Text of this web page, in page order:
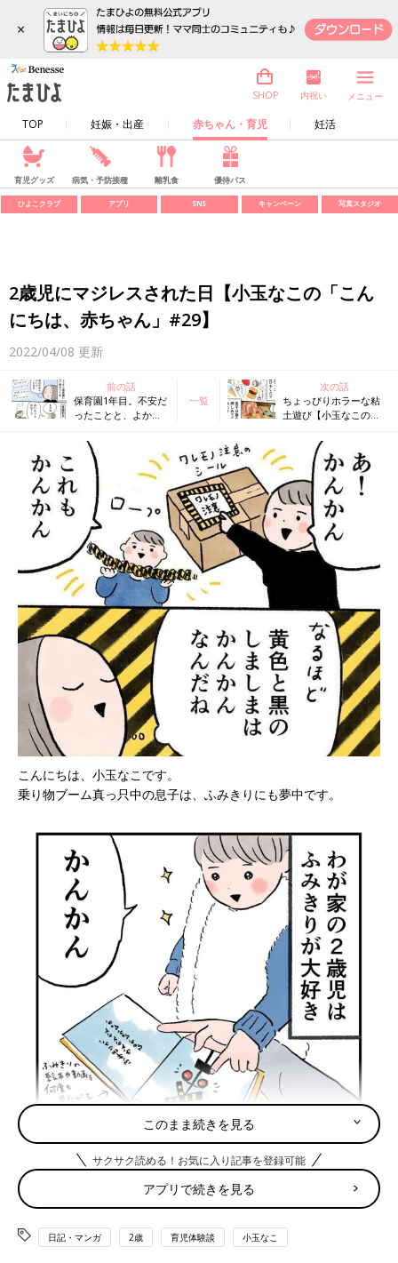
×
TOP 妊娠・出産 赤ちゃん・育児 妊活
SHOP 内祝い メニュー
育児グッズ 病気・予防接種 離乳食 優待パス
ひよこクラブ アプリ SNS キャンペーン 写真スタジオ
2歳児にマジレスされた日【小玉なこの「こん
にちは、赤ちゃん」#29】
2022/04/08 更新
前の話
保育園1年目。不安だ
ったことと、よかっ
「こんにちは、赤ち
ゃん」#28】
一覧
次の話
ちょっぴりホラーな粘
土遊び【小玉なこの
ん」#30】
こんにちは、小玉なこです。
乗り物ブーム真っ只中の息子は、ふみきりにも夢中です。
このまま続きを見る
サクサク読める！お気に入り記事を登録可能
アプリで続きを見る
日記・マンガ 2歳 育児体験談 小玉なこ